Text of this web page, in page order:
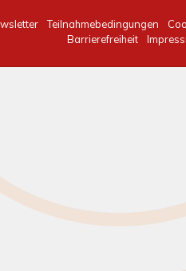
Teilnahmebedingungen
Barrierefreiheit